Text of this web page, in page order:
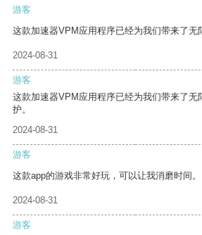
游客
这款加速器VPM应用程序已经为我们带来了无
2024-08-31
游客
这款加速器VPM应用程序已经为我们带来了无
护。
2024-08-31
游客
这款app的游戏非常好玩，可以让我消磨时间。
2024-08-31
游客